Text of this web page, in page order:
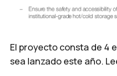
​El proyecto consta de 4
sea lanzado este año.